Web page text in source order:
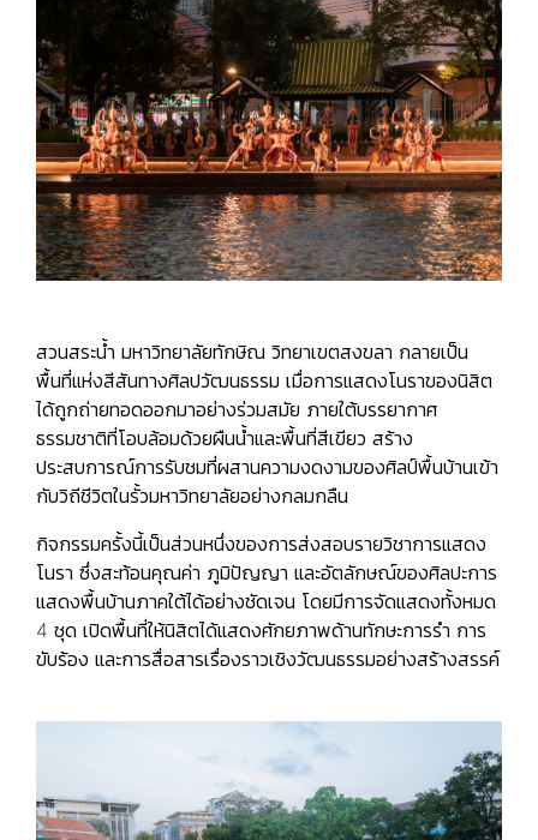
สวนสระน้ำ มหาวิทยาลัยทักษิณ วิทยาเขตสงขลา กลายเป็น
พื้นที่แห่งสีสันทางศิลปวัฒนธรรม เมื่อการแสดงโนราของนิสิต
ได้ถูกถ่ายทอดออกมาอย่างร่วมสมัย ภายใต้บรรยากาศ
ธรรมชาติที่โอบล้อมด้วยผืนน้ำและพื้นที่สีเขียว สร้าง
ประสบการณ์การรับชมที่ผสานความงดงามของศิลป์พื้นบ้านเข้า
กับวิถีชีวิตในรั้วมหาวิทยาลัยอย่างกลมกลืน
กิจกรรมครั้งนี้เป็นส่วนหนึ่งของการส่งสอบรายวิชาการแสดง
โนรา ซึ่งสะท้อนคุณค่า ภูมิปัญญา และอัตลักษณ์ของศิลปะการ
แสดงพื้นบ้านภาคใต้ได้อย่างชัดเจน โดยมีการจัดแสดงทั้งหมด
4 ชุด เปิดพื้นที่ให้นิสิตได้แสดงศักยภาพด้านทักษะการรำ การ
ขับร้อง และการสื่อสารเรื่องราวเชิงวัฒนธรรมอย่างสร้างสรรค์